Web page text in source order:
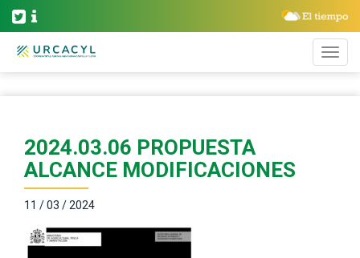
2024.03.06 PROPUESTA
ALCANCE MODIFICACIONES
11 / 03 / 2024